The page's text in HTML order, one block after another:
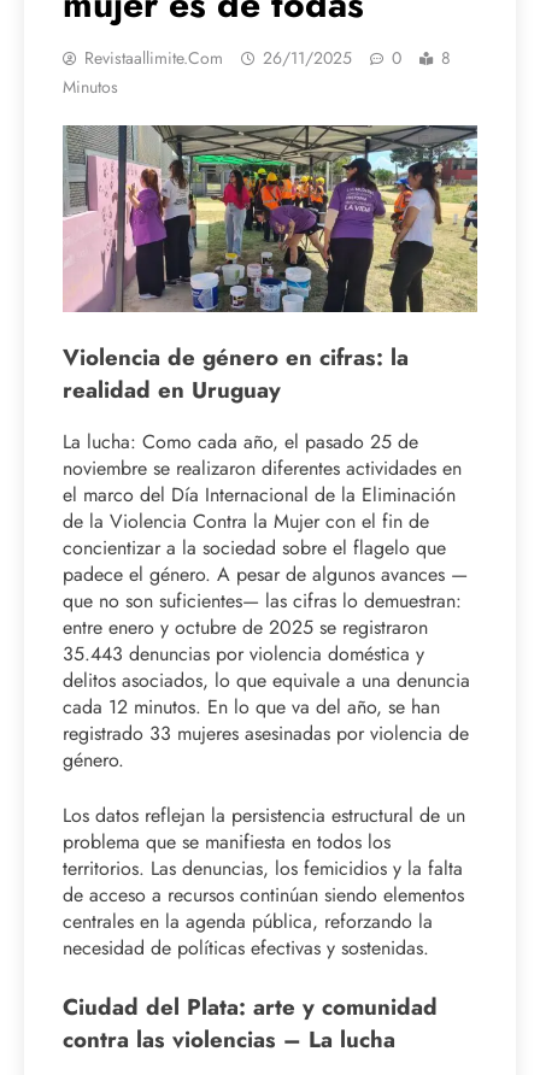
Revistaallimite.com 26/11/2025 0
8
Minutos
Violencia de género en cifras: la
realidad en Uruguay
La lucha: Como cada año, el pasado 25 de
noviembre se realizaron diferentes actividades en
el marco del Día Internacional de la Eliminación
de la Violencia Contra la Mujer con el fin de
concientizar a la sociedad sobre el flagelo que
padece el género. A pesar de algunos avances —
que no son suficientes— las cifras lo demuestran:
entre enero y octubre de 2025 se registraron
35.443 denuncias por violencia doméstica y
delitos asociados, lo que equivale a una denuncia
cada 12 minutos. En lo que va del año, se han
registrado 33 mujeres asesinadas por violencia de
género.
Los datos reflejan la persistencia estructural de un
problema que se manifiesta en todos los
territorios. Las denuncias, los femicidios y la falta
de acceso a recursos continúan siendo elementos
centrales en la agenda pública, reforzando la
necesidad de políticas efectivas y sostenidas.
Ciudad del Plata: arte y comunidad
contra las violencias – La lucha